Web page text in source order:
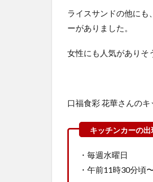
ライスサンドの他にも
ーがありました。
女性にも人気がありそ
口福食彩 花華さんの
・毎週水曜日
・午前11時30分頃